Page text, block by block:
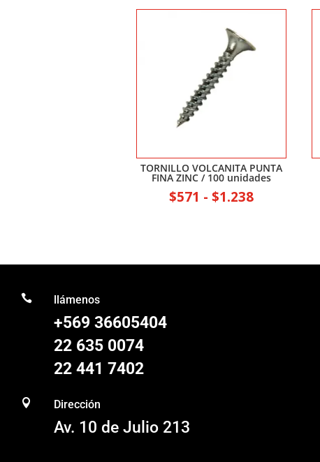
TORNILLO VOLCANITA PUNTA
FINA ZINC / 100 unidades
$571 - $1.238Rango
$571
 llámenos
+569 36605404
22 635 0074
22 441 7402
 Dirección
Av. 10 de Julio 213